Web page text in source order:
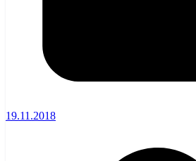
19.11.2018